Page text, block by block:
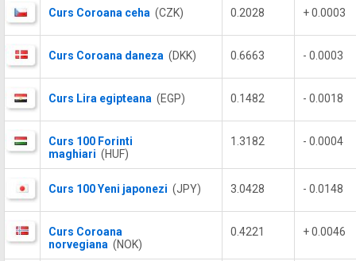
Curs Coroana ceha (CZK) 0.2028 + 0.0003
Curs Coroana daneza (DKK) 0.6663 - 0.0003
Curs Lira egipteana (EGP) 0.1482 - 0.0018
Curs 100 Forinti
maghiari (HUF)
1.3182 - 0.0004
Curs 100 Yeni japonezi (JPY) 3.0428 - 0.0148
Curs Coroana
norvegiana (NOK)
0.4221 + 0.0046